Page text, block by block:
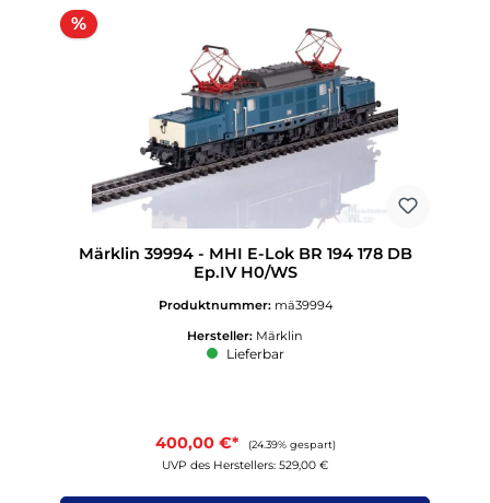
%Rabatt
Märklin 39994 - MHI E-Lok BR 194 178 DB
Ep.IV H0/WS
Produktnummer: mä39994
Hersteller: Märklin
Lieferbar
400,00 €* (24.39% gespart)
UVP des Herstellers: 529,00 €